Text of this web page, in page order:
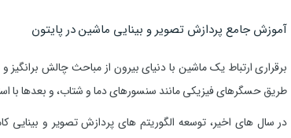
آموزش جامع پردازش تصویر و بینایی ماشین در پایتون
برقراری ارتباط یک ماشین با دنیای بیرون از مباحث چالش برانگیز
طریق حسگرهای فیزیکی مانند سنسورهای دما و شتاب، و بعدها با
در سال های اخیر، توسعه الگوریتم های پردازش تصویر و